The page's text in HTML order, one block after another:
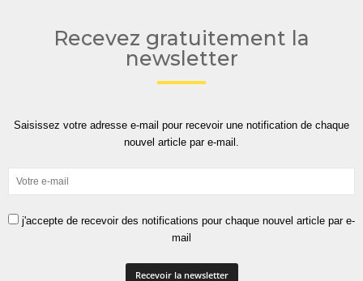
Recevez gratuitement la
newsletter
Saisissez votre adresse e-mail pour recevoir une notification de chaque
nouvel article par e-mail.
j'accepte de recevoir des notifications pour chaque nouvel article par e-
mail